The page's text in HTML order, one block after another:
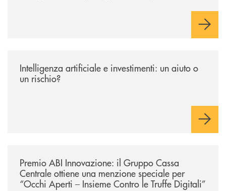
Intelligenza artificiale e investimenti: un aiuto o
un rischio?
Premio ABI Innovazione: il Gruppo Cassa
Centrale ottiene una menzione speciale per
“Occhi Aperti – Insieme Contro le Truffe Digitali”